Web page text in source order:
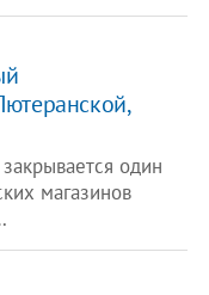
один
магазинов